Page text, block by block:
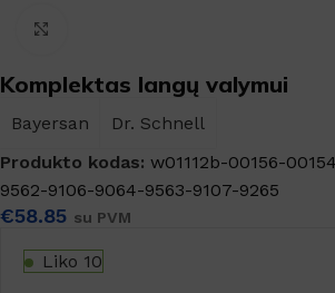
Komplektas langų valymui
Bayersan
Dr. Schnell
Produkto kodas: w01112b-00156-
9562-9106-9064-9563-9107-9265
€58.85 su PVM
Liko 10